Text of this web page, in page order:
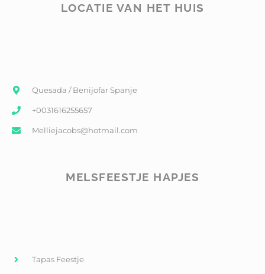
LOCATIE VAN HET HUIS
Quesada / Benijofar Spanje
+0031616255657
Melliejacobs@hotmail.com
MELSFEESTJE HAPJES
Tapas Feestje